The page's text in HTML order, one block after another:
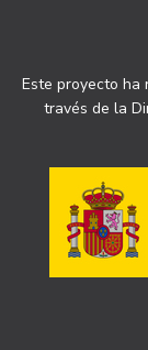
Este proyecto ha
través de la